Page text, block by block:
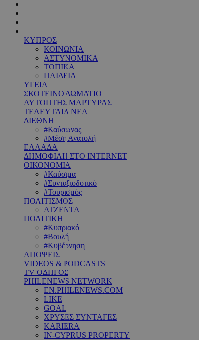
ΚΥΠΡΟΣ
ΚΟΙΝΩΝΙΑ
ΑΣΤΥΝΟΜΙΚΑ
ΤΟΠΙΚΑ
ΠΑΙΔΕΙΑ
ΥΓΕΙΑ
ΣΚΟΤΕΙΝΟ ΔΩΜΑΤΙΟ
ΑΥΤΟΠΤΗΣ ΜΑΡΤΥΡΑΣ
ΤΕΛΕΥΤΑΙΑ ΝΕΑ
ΔΙΕΘΝΗ
#Καύσωνας
#Μέση Ανατολή
ΕΛΛΑΔΑ
ΔΗΜΟΦΙΛΗ ΣΤΟ INTERNET
ΟΙΚΟΝΟΜΙΑ
#Καύσιμα
#Συνταξιοδοτικό
#Τουρισμός
ΠΟΛΙΤΙΣΜΟΣ
ΑΤΖΕΝΤΑ
ΠΟΛΙΤΙΚΗ
#Κυπριακό
#Βουλή
#Κυβέρνηση
ΑΠΟΨΕΙΣ
VIDEOS & PODCASTS
TV ΟΔΗΓΟΣ
PHILENEWS NETWORK
EN.PHILENEWS.COM
LIKE
GOAL
ΧΡΥΣΕΣ ΣΥΝΤΑΓΕΣ
KARIERA
IN-CYPRUS PROPERTY